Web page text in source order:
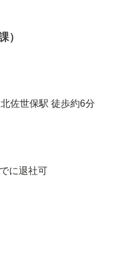
）
佐世保駅 徒歩約6分
に退社可